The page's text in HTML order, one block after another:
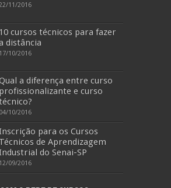
11/2016
10 cursos técnicos para fazer
distância
17/10/2016
a diferença entre curso
profissionalizante e curso
04/10/2016
para os Cursos
Técnicos de Aprendizagem
do Senai-SP
12/09/2016